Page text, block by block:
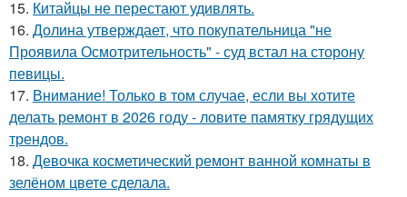
15. Китайцы не перестают удивлять.
16. Долина утверждает, что покупательница "не
Проявила Осмотрительность" - суд встал на сторону
певицы.
17. Внимание! Только в том случае, если вы хотите
делать ремонт в 2026 году - ловите памятку грядущих
трендов.
18. Девочка косметический ремонт ванной комнаты в
зелёном цвете сделала.